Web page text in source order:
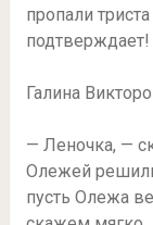
пропали
подтверждает!
Галина
— Леночка, —
Олежей
пусть Олежа